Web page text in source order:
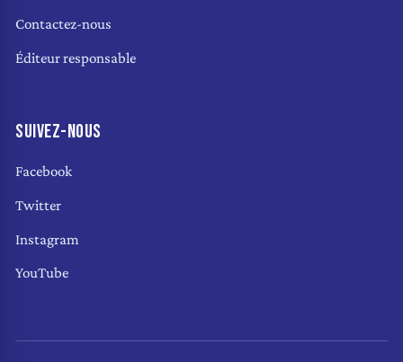
Contactez-nous
Éditeur responsable
SUIVEZ-NOUS
Facebook
Twitter
Instagram
YouTube